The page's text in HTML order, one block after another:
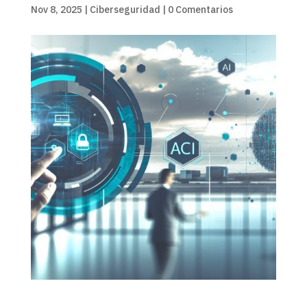
Nov 8, 2025 | Ciberseguridad | 0 Comentarios